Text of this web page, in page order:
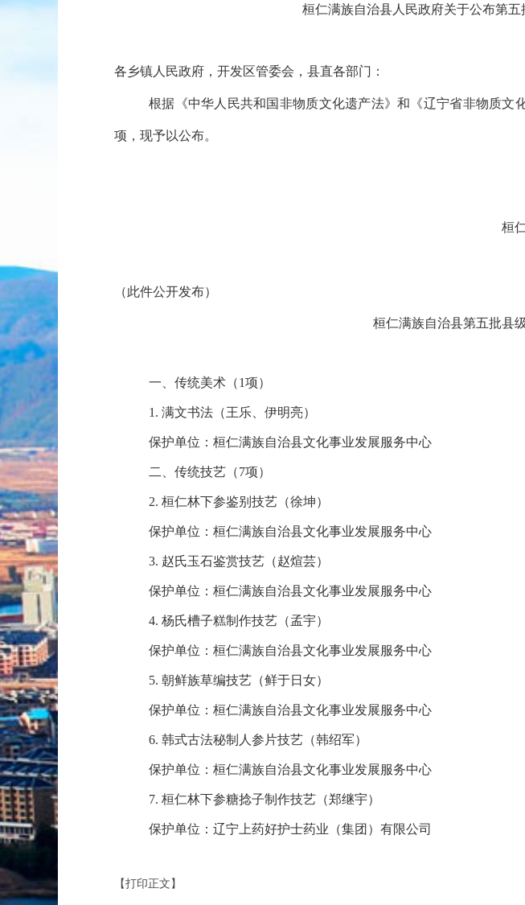
桓仁满族自治县人民政府关于公布第
各乡镇人民政府，开发区管委会，县直各部门：
根据《中华人民共和国非物质文化遗产法》和《辽宁省非物质
项，现予以公布。
桓仁
（此件公开发布）
桓仁满族自治县第五批县
一、传统美术（1项）
1. 满文书法（王乐、伊明亮）
保护单位：桓仁满族自治县文化事业发展服务中心
二、传统技艺（7项）
2. 桓仁林下参鉴别技艺（徐坤）
保护单位：桓仁满族自治县文化事业发展服务中心
3. 赵氏玉石鉴赏技艺（赵煊芸）
保护单位：桓仁满族自治县文化事业发展服务中心
4. 杨氏槽子糕制作技艺（孟宇）
保护单位：桓仁满族自治县文化事业发展服务中心
5. 朝鲜族草编技艺（鲜于日女）
保护单位：桓仁满族自治县文化事业发展服务中心
6. 韩式古法秘制人参片技艺（韩绍军）
保护单位：桓仁满族自治县文化事业发展服务中心
7. 桓仁林下参糖捻子制作技艺（郑继宇）
保护单位：辽宁上药好护士药业（集团）有限公司
【打印正文】